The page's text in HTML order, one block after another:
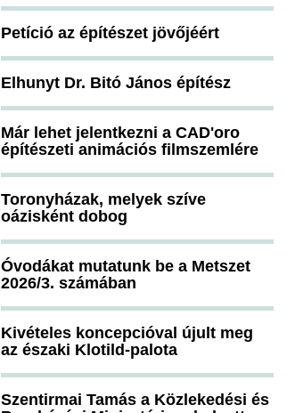
Petíció az építészet jövőjéért
Elhunyt Dr. Bitó János építész
Már lehet jelentkezni a CAD'oro
építészeti animációs filmszemlére
Toronyházak, melyek szíve
oázisként dobog
Óvodákat mutatunk be a Metszet
2026/3. számában
Kivételes koncepcióval újult meg
az északi Klotild-palota
Szentirmai Tamás a Közlekedési és